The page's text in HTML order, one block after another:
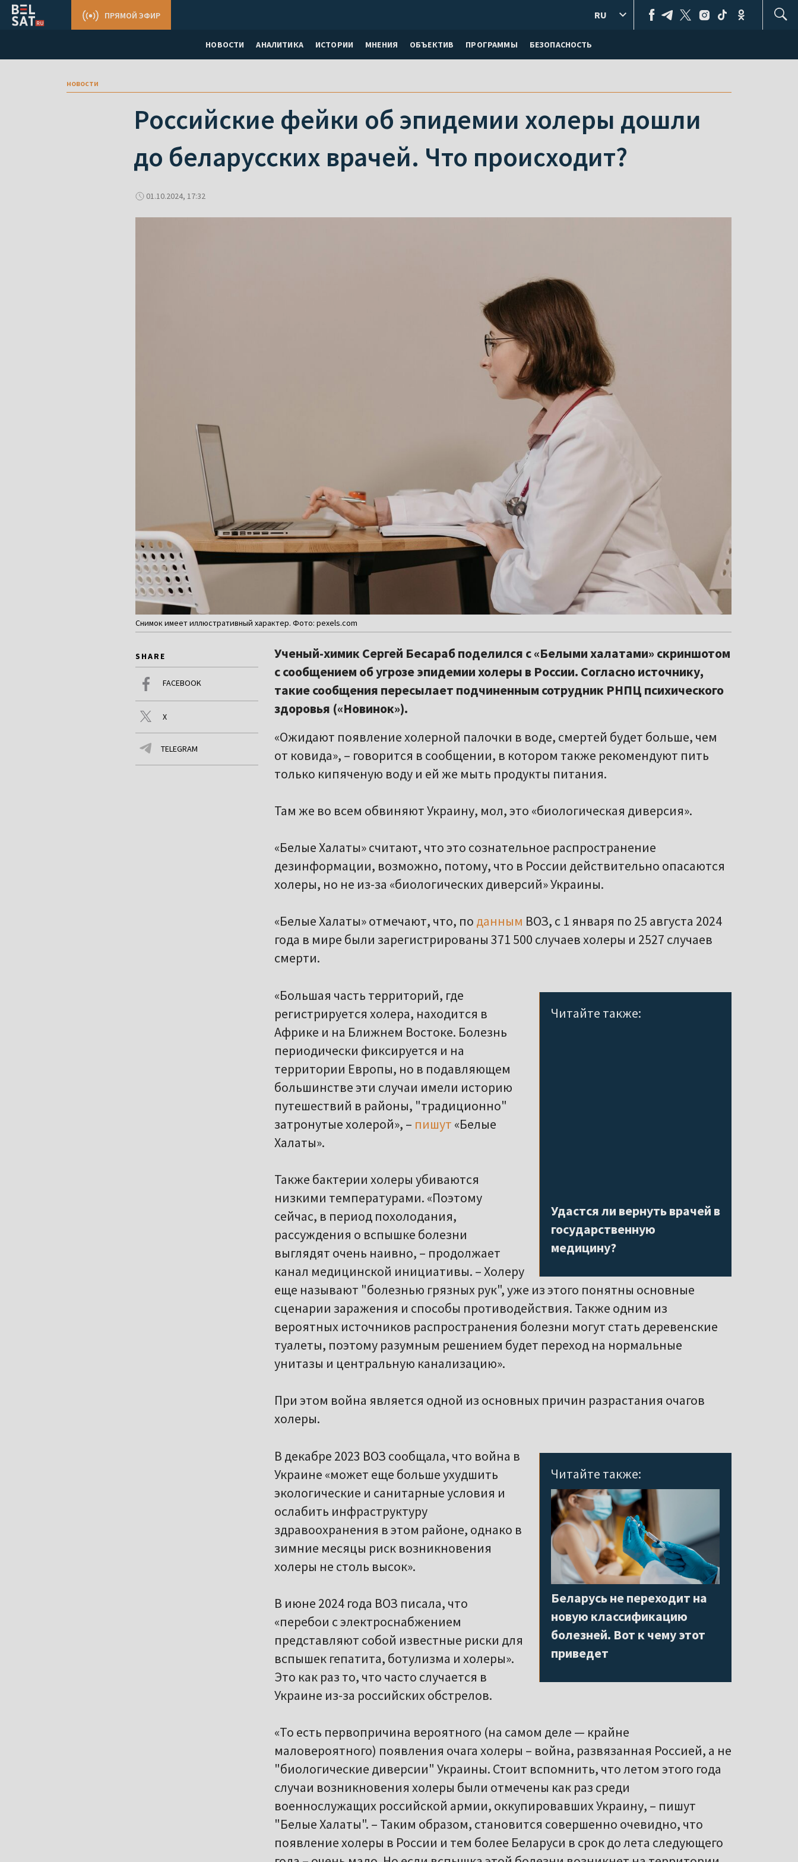
НОВОСТИ АНАЛИТИКА ИСТОРИИ МНЕНИЯ ОБЪЕКТИВ ПРОГРАММЫ БЕЗОПАСНОСТЬ
ПРЯМОЙ ЭФИР RU
новости
Российские фейки об эпидемии холеры дошли
до беларусских врачей. Что происходит?
01.10.2024, 17:32
Снимок имеет иллюстративный характер. Фото: pexels.com
SHARE
FACEBOOK
X
TELEGRAM
Ученый-химик Сергей Бесараб поделился с «Белыми халатами» скриншотом
с сообщением об угрозе эпидемии холеры в России. Согласно источнику,
такие сообщения пересылает подчиненным сотрудник РНПЦ психического
здоровья («Новинок»).
«Ожидают появление холерной палочки в воде, смертей будет больше, чем
от ковида», – говорится в сообщении, в котором также рекомендуют пить
только кипяченую воду и ей же мыть продукты питания.
Там же во всем обвиняют Украину, мол, это «биологическая диверсия».
«Белые Халаты» считают, что это сознательное распространение
дезинформации, возможно, потому, что в России действительно опасаются
холеры, но не из-за «биологических диверсий» Украины.
«Белые Халаты» отмечают, что, по данным ВОЗ, с 1 января по 25 августа 2024
года в мире были зарегистрированы 371 500 случаев холеры и 2527 случаев
смерти.
Читайте также:
«Большая часть территорий, где
регистрируется холера, находится в
Африке и на Ближнем Востоке. Болезнь
периодически фиксируется и на
территории Европы, но в подавляющем
большинстве эти случаи имели историю
путешествий в районы, "традиционно"
затронутые холерой», – пишут «Белые
Халаты».
Также бактерии холеры убиваются
низкими температурами. «Поэтому
сейчас, в период похолодания, рассуждения о вспышке болезни выглядят
очень наивно, – продолжает канал медицинской инициативы. – Холеру еще
называют "болезнью грязных рук", уже из этого понятны основные сценарии
заражения и способы противодействия. Также одним из вероятных
источников распространения болезни могут стать деревенские туалеты,
поэтому разумным решением будет переход на нормальные унитазы и
центральную канализацию».
При этом война является одной из основных причин разрастания очагов
Беларусь не переходит на
новую классификацию
болезней. Вот к чему этот
приведет
В декабре 2023 ВОЗ сообщала, что война в
экологические и санитарные условия и
ослабить инфраструктуру
здравоохранения в этом районе, однако в
зимние месяцы риск возникновения
холеры не столь высок».
В июне 2024 года ВОЗ писала, что
представляют собой известные риски для
вспышек гепатита, ботулизма и холеры».
Это как раз то, что часто случается в
Украине из-за российских обстрелов.
«То есть первопричина вероятного (на самом деле — крайне
"биологические диверсии" Украины. Стоит вспомнить, что летом этого года
случаи возникновения холеры были отмечены как раз среди
военнослужащих российской армии, оккупировавших Украину, – пишут
"Белые Халаты". – Таким образом, становится совершенно очевидно, что
появление холеры в России и тем более Беларуси в срок до лета следующего
года – очень мало. Но если вспышка этой болезни возникнет на территории
России, Украины или Беларуси, то причиной этому будут не диверсии, а